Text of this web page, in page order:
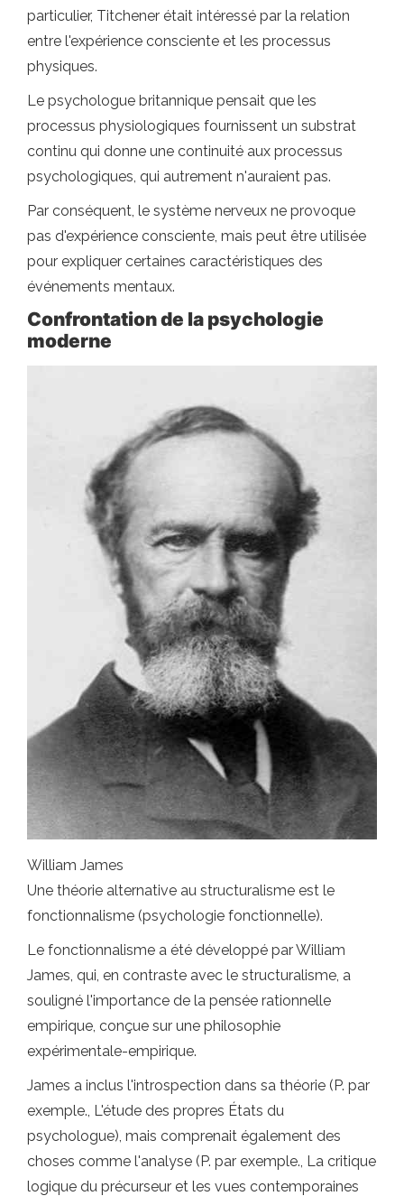
particulier, Titchener était intéressé par la relation
entre l'expérience consciente et les processus
physiques.
Le psychologue britannique pensait que les
processus physiologiques fournissent un substrat
continu qui donne une continuité aux processus
psychologiques, qui autrement n'auraient pas.
Par conséquent, le système nerveux ne provoque
pas d'expérience consciente, mais peut être utilisée
pour expliquer certaines caractéristiques des
événements mentaux.
Confrontation de la psychologie
moderne
William James
Une théorie alternative au structuralisme est le
fonctionnalisme (psychologie fonctionnelle).
Le fonctionnalisme a été développé par William
James, qui, en contraste avec le structuralisme, a
souligné l'importance de la pensée rationnelle
empirique, conçue sur une philosophie
expérimentale-empirique.
James a inclus l'introspection dans sa théorie (P. par
exemple., L'étude des propres États du
psychologue), mais comprenait également des
choses comme l'analyse (P. par exemple., La critique
logique du précurseur et les vues contemporaines